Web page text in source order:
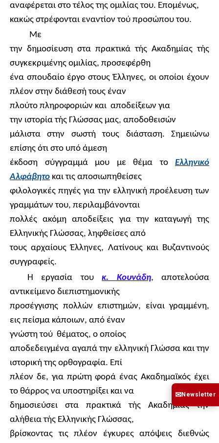
αναφέρεται στο τέλος της ομιλίας του. Επομένως,
κακώς στρέφονται εναντίον τού προσώπου του.
Με
την δημοσίευση στα πρακτικά τής Ακαδημίας τής
συγκεκριμένης ομιλίας, προσεφέρθη
ένα σπουδαίο έργο στους Έλληνες, οι οποίοι έχουν
πλέον στην διάθεσή τους έναν
πλούτο πληροφοριών και αποδείξεων για
την ιστορία τής Γλώσσας μας, αποδοθεισών
μάλιστα στην σωστή τους διάσταση. Σημειώνω
επίσης ότι στο υπό άμεση
έκδοση σύγγραμμά μου με θέμα το Ελληνικό
Αλφάβητο και τις αποσιωπηθείσες
φιλολογικές πηγές για την ελληνική προέλευση των
γραμμάτων του, περιλαμβάνονται
πολλές ακόμη αποδείξεις για την καταγωγή της
Ελληνικής Γλώσσας, ληφθείσες από
τους αρχαίους Έλληνες, Λατίνους και Βυζαντινούς
συγγραφείς.
Η εργασία τουκ. Κουνάδη, αποτελούσα
αντικείμενο διεπιστημονικής
προσέγγισης πολλών επιστημών, είναι γραμμένη,
εις πείσμα κάποιων, από έναν
γνώστη τού θέματος, ο οποίος
αποδεδειγμένα αγαπά την ελληνική Γλώσσα και την
ιστορική της ορθογραφία. Επί
πλέον δε, για πρώτη φορά ένας Ακαδημαϊκός έχει
το θάρρος να υποστηρίξει και να
δημοσιεύσει στα πρακτικά τής Ακαδημίας την
αλήθεια τής Ελληνικής Γλώσσας,
βρίσκοντας τις πλέον έγκυρες απόψεις διεθνώς
✉Newsletter